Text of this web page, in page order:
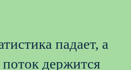
падает, а
держится